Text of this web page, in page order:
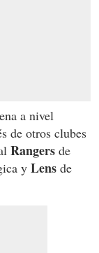
a nivel
de otros clubes
Rangers de
y Lens de